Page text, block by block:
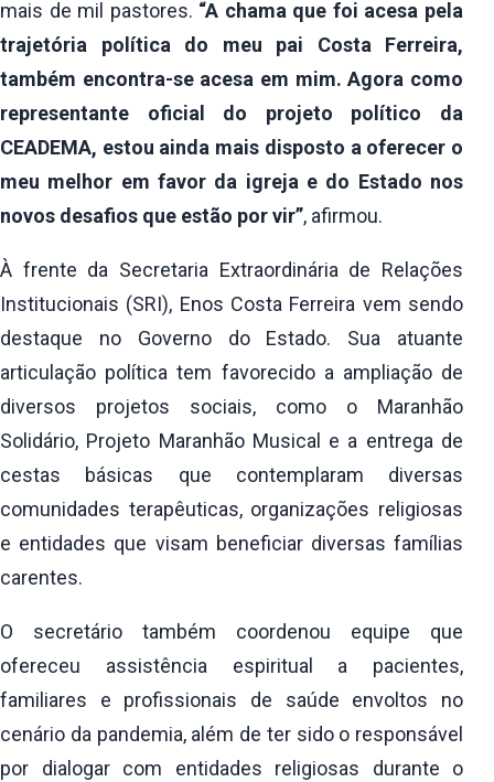
mais de mil pastores. “A chama que foi acesa pela
trajetória política do meu pai Costa Ferreira,
também encontra-se acesa em mim. Agora como
representante oficial do projeto político da
CEADEMA, estou ainda mais disposto a oferecer o
meu melhor em favor da igreja e do Estado nos
novos desafios que estão por vir”, afirmou.
À frente da Secretaria Extraordinária de Relações
Institucionais (SRI), Enos Costa Ferreira vem sendo
destaque no Governo do Estado. Sua atuante
articulação política tem favorecido a ampliação de
diversos projetos sociais, como o Maranhão
Solidário, Projeto Maranhão Musical e a entrega de
cestas básicas que contemplaram diversas
comunidades terapêuticas, organizações religiosas
e entidades que visam beneficiar diversas famílias
carentes.
O secretário também coordenou equipe que
ofereceu assistência espiritual a pacientes,
familiares e profissionais de saúde envoltos no
cenário da pandemia, além de ter sido o responsável
por dialogar com entidades religiosas durante o